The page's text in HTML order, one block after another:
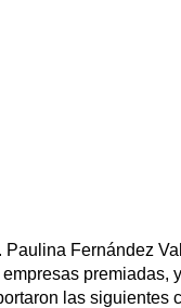
Paulina Fernández
premiadas,
las siguientes